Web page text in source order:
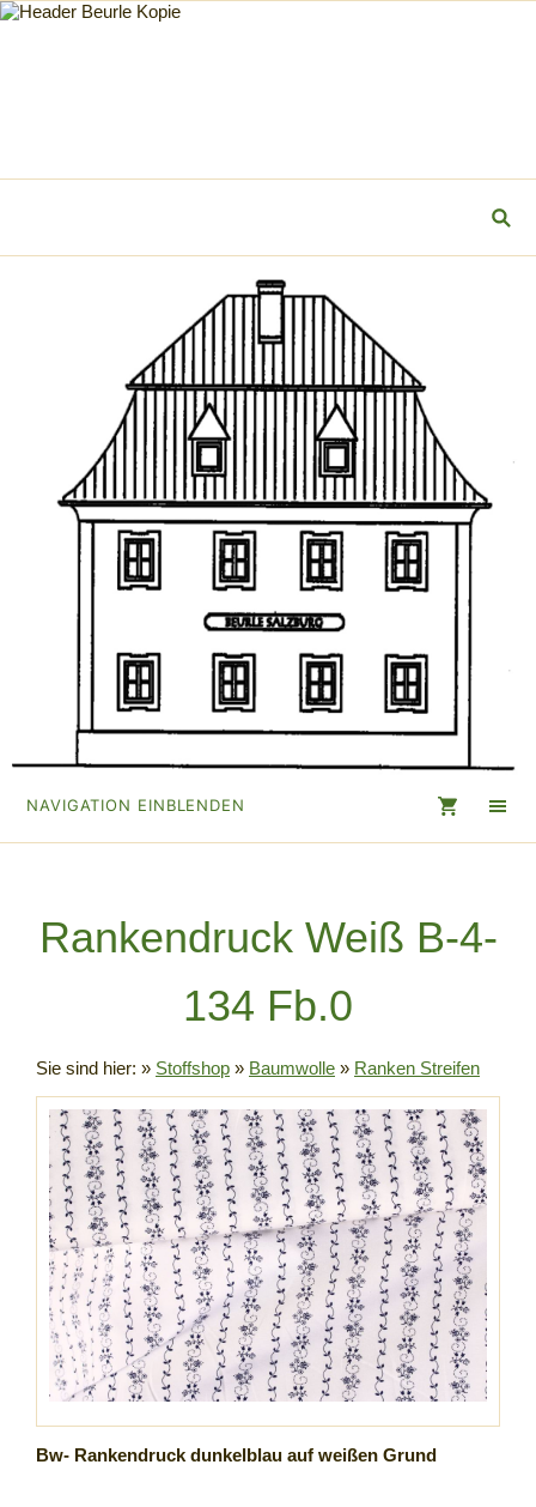
NAVIGATION EINBLENDEN
Rankendruck Weiß B-4-
134 Fb.0
Sie sind hier: » Stoffshop » Baumwolle » Ranken Streifen
Bw- Rankendruck dunkelblau auf weißen Grund